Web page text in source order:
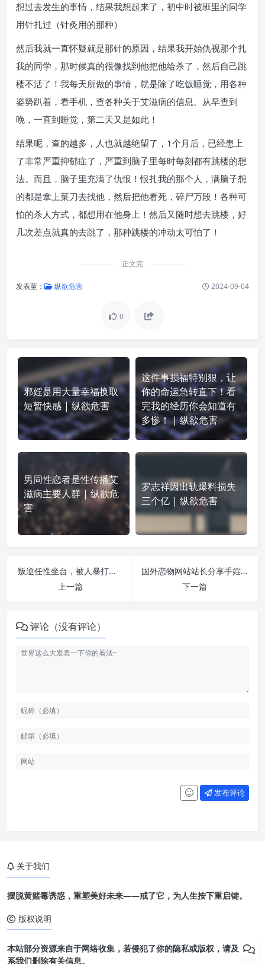
想过去发生的事情，结果我想起来了，初中时被班里的同学
用针扎过（针灸用的那种）
然后我就一直怀疑就是那针的原因，结果我开始仇视那个扎
我的同学，那时候真的很像找到他把他给杀了，然后自己跳
楼不活了！我每天所做的事情，就是除了吃饭睡觉，用各种
姿势趴着，看手机，查各种关于艾滋病的信息。从早查到
晚，一直到睡觉，第二天又是如此！
结果呢，查的越多，人也就越绝望了，1个月后，已经患上
了非常严重抑郁症了，严重到脑子里每时每刻都有跳楼的想
法。而且，脑子里充满了仇恨！恨扎我的那个人，满脑子想
的都是拿上菜刀去找他，然后把他看死，碎尸万段！各种可
怕的杀人方式，都想用在他身上！然后又随时想去跳楼，好
几次差点就真的去跳了，那种跳楼的冲动太可怕了！
正文完
发表至： 纵欲危害 2024-09-04
0
邪婬是用大量幸福换取
短暂快感 | 纵欲危害
这件事损福特别狠，让
你的命运急转直下！看
完我的经历你会知道有
多惨！ | 纵欲危害
男同性恋者是性传播艾
滋病主要人群 | 纵欲危
害
罗志祥因出轨爆料损失
三个亿 | 纵欲危害
叛逆任性坐台，被人暴打染上性病 | 纵欲危害
上一篇
国外恋物网站站长分享手婬危害 | 纵欲危害
下一篇
评论（没有评论）
发布评论
关于我们
摆脱黄赌毒诱惑，重塑美好未来——戒了它，为人生按下重启键。
版权说明
本站部分资源来自于网络收集，若侵犯了你的隐私或版权，请及时联
系我们删除有关信息。